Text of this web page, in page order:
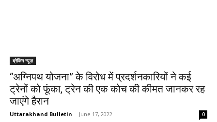
ब्रेकिंग न्यूज़
“अग्निपथ योजना” के विरोध में प्रदर्शनकारियों ने कई
ट्रेनों को फूंका, ट्रेन की एक कोच की कीमत जानकर रह
जाएंगे हैरान
Uttarakhand Bulletin - June 17, 2022 0